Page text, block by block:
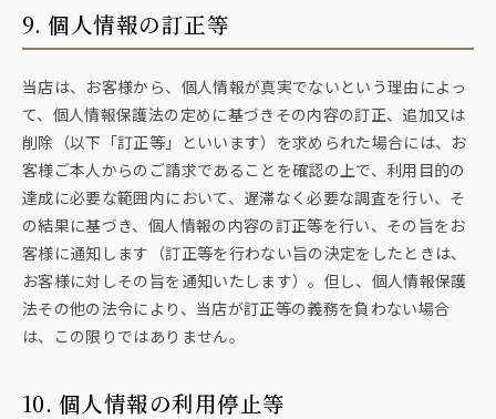
9. 個人情報の訂正等
当店は、お客様から、個人情報が真実でないという理由によっ
て、個人情報保護法の定めに基づきその内容の訂正、追加又は
削除（以下「訂正等」といいます）を求められた場合には、お
客様ご本人からのご請求であることを確認の上で、利用目的の
達成に必要な範囲内において、遅滞なく必要な調査を行い、そ
の結果に基づき、個人情報の内容の訂正等を行い、その旨をお
客様に通知します（訂正等を行わない旨の決定をしたときは、
お客様に対しその旨を通知いたします）。但し、個人情報保護
法その他の法令により、当店が訂正等の義務を負わない場合
は、この限りではありません。
10. 個人情報の利用停止等